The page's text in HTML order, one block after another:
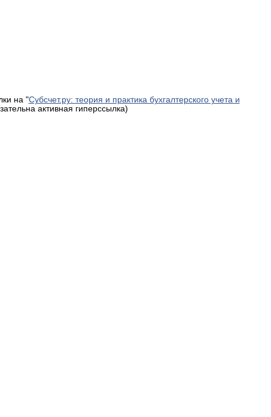
на "Субсчет.ру: теория и практика бухгалтерского учета и
активная гиперссылка)